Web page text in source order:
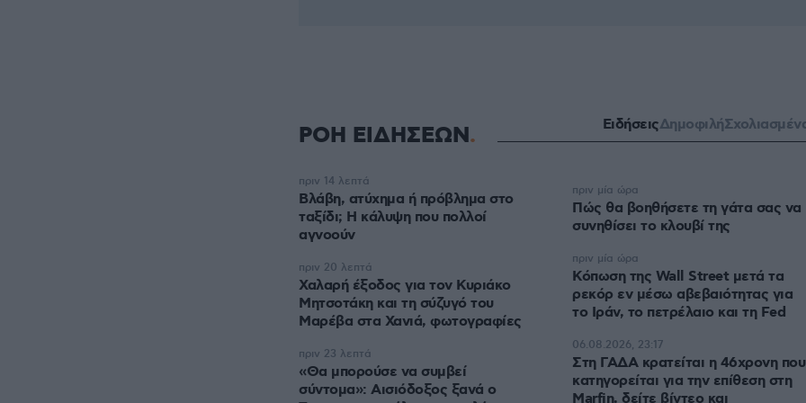
ΡΟΗ ΕΙΔΗΣΕΩΝ ΕιδήσειςΔημοφιλή
Βλάβη, ατύχημα ή πρόβλημα στο
ταξίδι; Η κάλυψη που πολλοί
αγνοούν
πριν 14 λεπτά
Χαλαρή έξοδος για τον Κυριάκο
Μητσοτάκη και τη σύζυγό του
Μαρέβα στα Χανιά, φωτογραφίες
πριν 20 λεπτά
«Θα μπορούσε να συμβεί
σύντομα»: Αισιόδοξος ξανά ο
πριν 23 λεπτά
Πώς θα βοηθήσετε τη γάτα σας να
συνηθίσει το κλουβί της
πριν μία ώρα
Κόπωση της Wall Street μετά τα
ρεκόρ εν μέσω αβεβαιότητας για
το Ιράν, το πετρέλαιο και τη Fed
πριν μία ώρα
Στη ΓΑΔΑ κρατείται η 46χρονη που
κατηγορείται για την επίθεση στη
Marfin, δείτε βίντεο και
06.08.2026, 23:17